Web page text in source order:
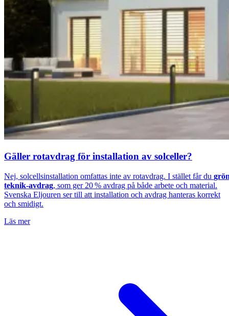
Gäller rotavdrag för installation av solceller?
Nej, solcellsinstallation omfattas inte av rotavdrag. I stället får du
teknik-avdrag, som ger 20 % avdrag på både arbete och material.
Svenska Eljouren ser till att installation och avdrag hanteras korrekt
och smidigt.
Läs mer